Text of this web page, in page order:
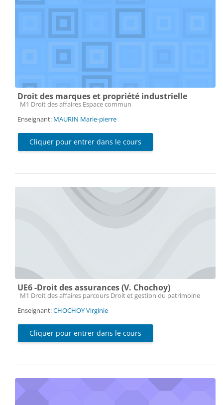
Droit des marques et propriété industrielle
Catégorie de cours
M1 Droit des affaires Espace commun
Enseignant: MAURIN Marie-pierre
Cliquer pour entrer dans le cours
UE6 -Droit des assurances (V. Chochoy)
Catégorie de cours
M1 Droit des affaires parcours Droit et gestion du patrimoine
Enseignant:CHOCHOY Virginie
Cliquer pour entrer dans le cours